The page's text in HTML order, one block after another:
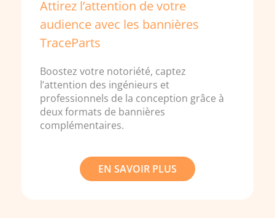
Attirez l’attention de votre
audience avec les bannières
TraceParts
Boostez votre notoriété, captez
l’attention des ingénieurs et
professionnels de la conception grâce à
deux formats de bannières
complémentaires.
EN SAVOIR PLUS